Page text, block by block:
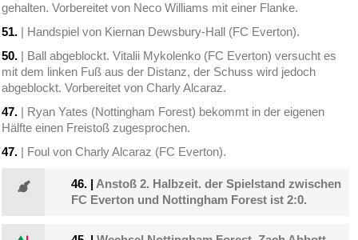
gehalten. Vorbereitet von Neco Williams mit einer Flanke.
51. | Handspiel von Kiernan Dewsbury-Hall (FC Everton).
50. | Ball abgeblockt. Vitalii Mykolenko (FC Everton) versucht es
mit dem linken Fuß aus der Distanz, der Schuss wird jedoch
abgeblockt. Vorbereitet von Charly Alcaraz.
47. | Ryan Yates (Nottingham Forest) bekommt in der eigenen
Hälfte einen Freistoß zugesprochen.
47. | Foul von Charly Alcaraz (FC Everton).
46. | Anstoß 2. Halbzeit. der Spielstand zwischen
FC Everton und Nottingham Forest ist 2:0.